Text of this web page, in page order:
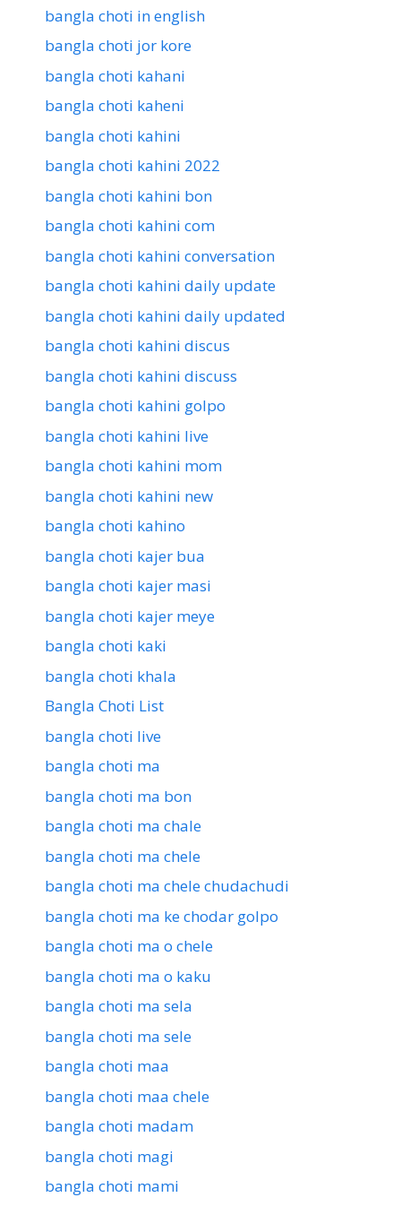
bangla choti in english
bangla choti jor kore
bangla choti kahani
bangla choti kaheni
bangla choti kahini
bangla choti kahini 2022
bangla choti kahini bon
bangla choti kahini com
bangla choti kahini conversation
bangla choti kahini daily update
bangla choti kahini daily updated
bangla choti kahini discus
bangla choti kahini discuss
bangla choti kahini golpo
bangla choti kahini live
bangla choti kahini mom
bangla choti kahini new
bangla choti kahino
bangla choti kajer bua
bangla choti kajer masi
bangla choti kajer meye
bangla choti kaki
bangla choti khala
Bangla Choti List
bangla choti live
bangla choti ma
bangla choti ma bon
bangla choti ma chale
bangla choti ma chele
bangla choti ma chele chudachudi
bangla choti ma ke chodar golpo
bangla choti ma o chele
bangla choti ma o kaku
bangla choti ma sela
bangla choti ma sele
bangla choti maa
bangla choti maa chele
bangla choti madam
bangla choti magi
bangla choti mami